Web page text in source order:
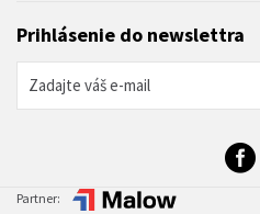
Prihlásenie do newslettra
Partner: